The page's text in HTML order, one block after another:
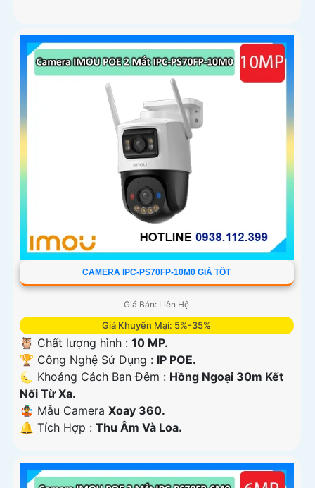
CAMERA IPC-PS70FP-10M0 GIÁ TỐT
Giá Bán: Liên Hệ
Giá Khuyến Mại: 5%-35%
🦉 Chất lượng hình : 10 MP.
🏆 Công Nghệ Sử Dụng : IP POE.
🌜 Khoảng Cách Ban Đêm : Hồng Ngoại 30m Kết
Nối Từ Xa.
🤹 Mẫu Camera Xoay 360.
️🔔 Tích Hợp : Thu Âm Và Loa.